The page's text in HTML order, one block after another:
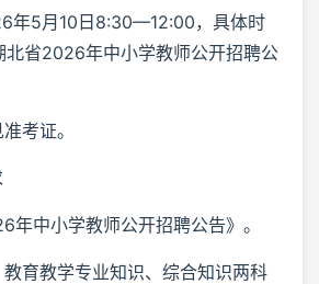
年5月10日8:30—12:00，具体时
北省2026年中小学教师公开招聘公
考证。
年中小学教师公开招聘公告》。
育教学专业知识、综合知识两科